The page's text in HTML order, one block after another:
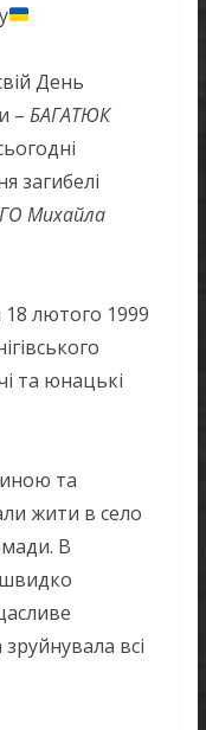
День
– БАГАТЮК
загибелі
Михайла
лютого 1999
та юнацькі
та
жити в село
В
швидко
всі